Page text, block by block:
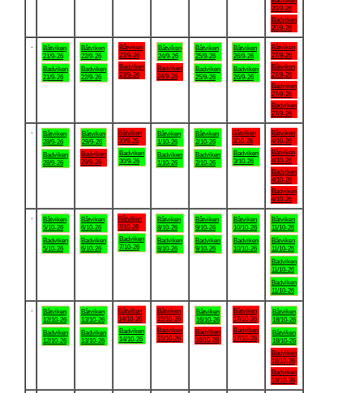
20/9-26
Badviken
20/9-26
Båtviken
21/9-26
Badviken
21/9-26
Båtviken
22/9-26
Badviken
22/9-26
Båtviken
23/9-26
Badviken
23/9-26
Båtviken
24/9-26
Badviken
24/9-26
Båtviken
25/9-26
Badviken
25/9-26
Båtviken
26/9-26
Badviken
26/9-26
Båtviken
27/9-26
Båtviken
27/9-26
Badviken
27/9-26
Badviken
27/9-26
Båtviken
28/9-26
Badviken
28/9-26
Båtviken
29/9-26
Badviken
29/9-26
Båtviken
30/9-26
Badviken
30/9-26
Båtviken
1/10-26
Badviken
1/10-26
Båtviken
2/10-26
Badviken
2/10-26
Båtviken
3/10-26
Badviken
3/10-26
Båtviken
4/10-26
Båtviken
4/10-26
Badviken
4/10-26
Badviken
4/10-26
Båtviken
5/10-26
Badviken
5/10-26
Båtviken
6/10-26
Badviken
6/10-26
Båtviken
7/10-26
Badviken
7/10-26
Båtviken
8/10-26
Badviken
8/10-26
Båtviken
9/10-26
Badviken
9/10-26
Båtviken
10/10-26
Badviken
10/10-26
Båtviken
11/10-26
Båtviken
11/10-26
Badviken
11/10-26
Badviken
11/10-26
Båtviken
12/10-26
Badviken
12/10-26
Båtviken
13/10-26
Badviken
13/10-26
Båtviken
14/10-26
Badviken
14/10-26
Båtviken
15/10-26
Badviken
15/10-26
Båtviken
16/10-26
Badviken
16/10-26
Båtviken
17/10-26
Badviken
17/10-26
Båtviken
18/10-26
Båtviken
18/10-26
Badviken
18/10-26
Badviken
18/10-26